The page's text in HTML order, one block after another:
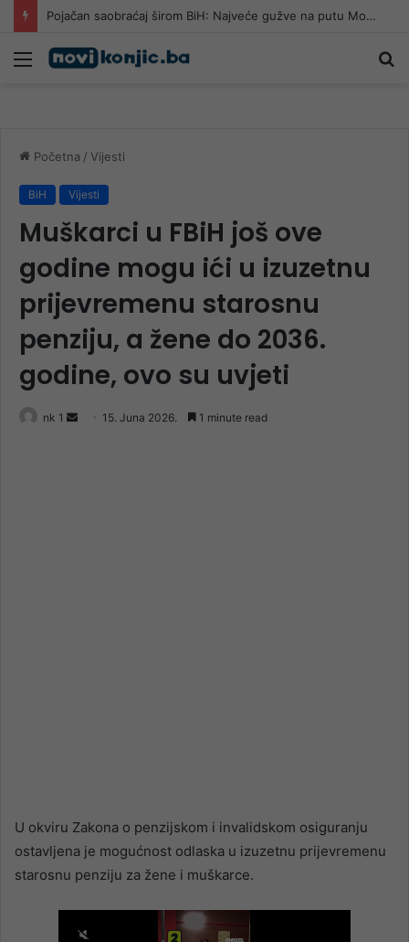
Pojačan saobraćaj širom BiH: Najveće gužve na putu Mostar – Jablanica, požari kod Konjica više ne ometaju promet
Meni
Početna / Vijesti
BiH Vijesti
Muškarci u FBiH još ove
godine mogu ići u izuzetnu
prijevremenu starosnu
penziju, a žene do 2036.
godine, ovo su uvjeti
nk 1
Send 15. Juna 2026. 1 minute read
U okviru Zakona o penzijskom i invalidskom osiguranju
ostavljena je mogućnost odlaska u izuzetnu prijevremenu
starosnu penziju za žene i muškarce.